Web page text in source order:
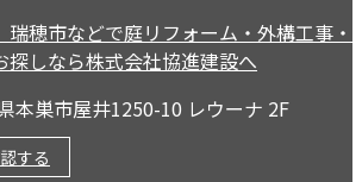
巣市屋井1250-10 レウーナ 2F
する